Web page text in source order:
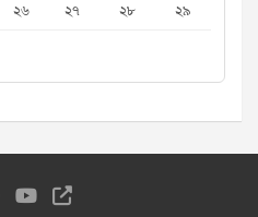
২৬ ২৭ ২৮
২৯